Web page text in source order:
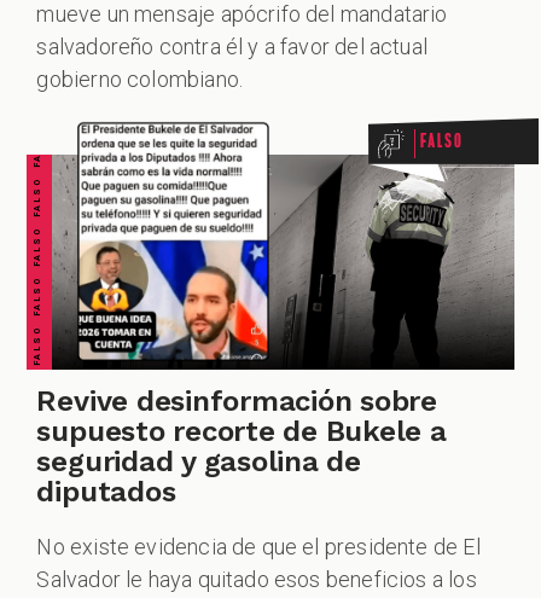
mueve un mensaje apócrifo del mandatario
salvadoreño contra él y a favor del actual
gobierno colombiano.
FALSO FALSO FALSO FALSO FALSO FALSO FALSO Falso
Revive desinformación sobre
supuesto recorte de Bukele a
seguridad y gasolina de
diputados
No existe evidencia de que el presidente de El
Salvador le haya quitado esos beneficios a los